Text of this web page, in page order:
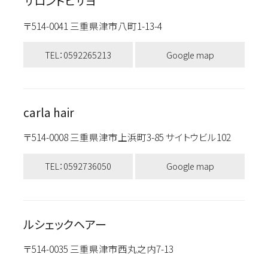
〒514-0041 三重県津市八町1-13-4
TEL：0592265213 Google map
carla hair
〒514-0008 三重県津市上浜町3-85 サイトウビル102
TEL：0592736050 Google map
ルシェックヘアー
〒514-0035 三重県津市西丸之内7-13